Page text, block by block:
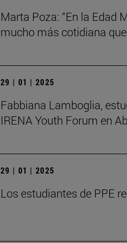
Marta Poza: “En la Edad
mucho más cotidiana
29 | 01 | 2025
Fabbiana Lamboglia,
IRENA Youth Forum en
29 | 01 | 2025
Los estudiantes de PPE